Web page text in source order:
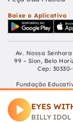
EYES
BILLY IDOL
Baixe o Aplicativo
Av. Nossa
99 – Sion, Belo
Cep:
Fundação
Câmara De
CNPJ: